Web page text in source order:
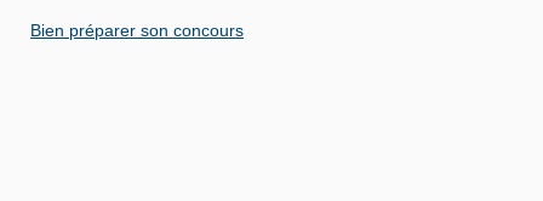
Bien préparer son concours